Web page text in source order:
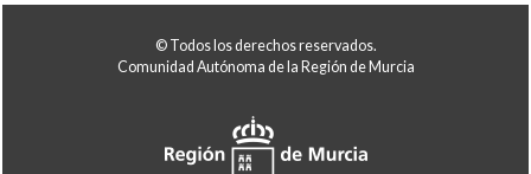
© Todos los derechos reservados.
Comunidad Autónoma de la Región de Murcia